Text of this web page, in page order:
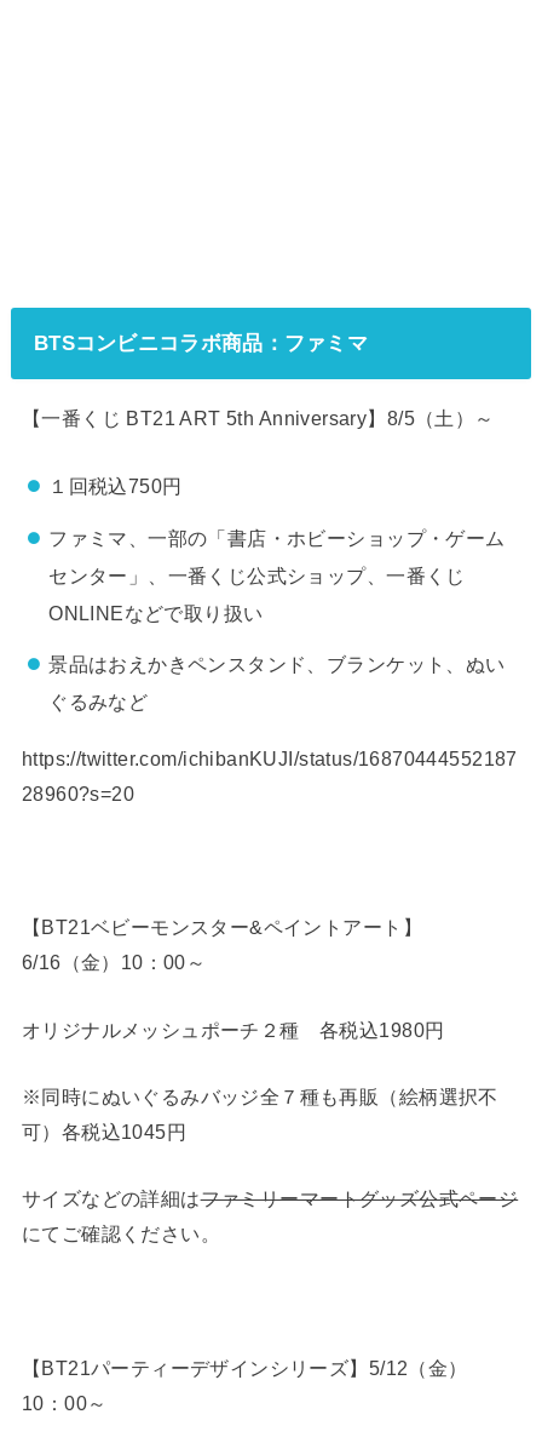
BTSコンビニコラボ商品：ファミマ
【一番くじ BT21 ART 5th Anniversary】8/5（土）～
１回税込750円
ファミマ、一部の「書店・ホビーショップ・ゲーム
センター」、一番くじ公式ショップ、一番くじ
ONLINEなどで取り扱い
景品はおえかきペンスタンド、ブランケット、ぬい
ぐるみなど
https://twitter.com/ichibanKUJI/status/16870444552187
28960?s=20
【BT21ベビーモンスター&ペイントアート】
6/16（金）10：00～
オリジナルメッシュポーチ２種 各税込1980円
※同時にぬいぐるみバッジ全７種も再販（絵柄選択不
可）各税込1045円
サイズなどの詳細はファミリーマートグッズ公式ページ
にてご確認ください。
【BT21パーティーデザインシリーズ】5/12（金）
10：00～